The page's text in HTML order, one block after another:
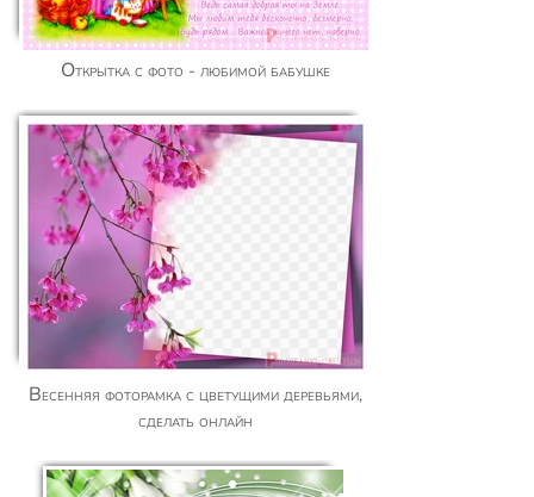
Открытка с фото - любимой бабушке
Весенняя фоторамка с цветущими деревьями,
сделать онлайн